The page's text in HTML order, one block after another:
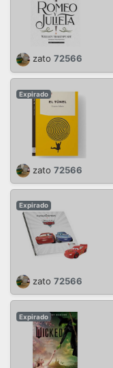
zato 72566
Expirado
zato 72566
Expirado
zato 72566
Expirado